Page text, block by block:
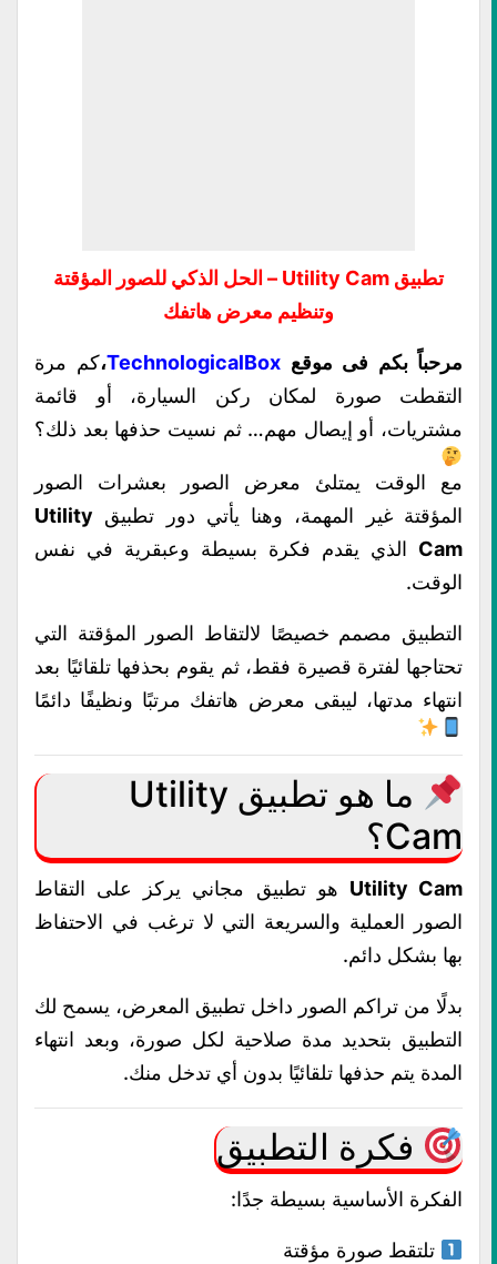
تطبيق Utility Cam – الحل الذكي للصور المؤقتة
وتنظيم معرض هاتفك
مرحباً بكم فى موقع TechnologicalBox،كم مرة
التقطت صورة لمكان ركن السيارة، أو قائمة
مشتريات، أو إيصال مهم… ثم نسيت حذفها بعد ذلك؟
مع الوقت يمتلئ معرض الصور بعشرات الصور
المؤقتة غير المهمة، وهنا يأتي دور تطبيق Utility
Cam الذي يقدم فكرة بسيطة وعبقرية في نفس
الوقت.
التطبيق مصمم خصيصًا لالتقاط الصور المؤقتة التي
تحتاجها لفترة قصيرة فقط، ثم يقوم بحذفها تلقائيًا بعد
انتهاء مدتها، ليبقى معرض هاتفك مرتبًا ونظيفًا دائمًا
ما هو تطبيق Utility
Cam؟
Utility Cam هو تطبيق مجاني يركز على التقاط
الصور العملية والسريعة التي لا ترغب في الاحتفاظ
بها بشكل دائم.
بدلًا من تراكم الصور داخل تطبيق المعرض، يسمح لك
التطبيق بتحديد مدة صلاحية لكل صورة، وبعد انتهاء
المدة يتم حذفها تلقائيًا بدون أي تدخل منك.
فكرة التطبيق
الفكرة الأساسية بسيطة جدًا:
تلتقط صورة مؤقتة